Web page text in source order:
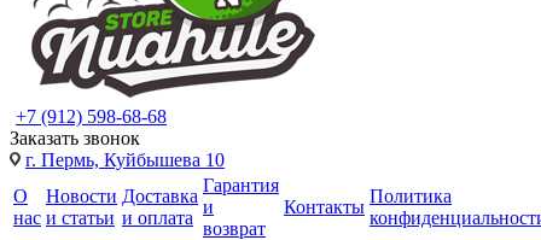
+7 (912) 598-68-68
Заказать звонок
г. Пермь, Куйбышева 10
О
нас
Новости
и статьи
Доставка
и оплата
Гарантия
и
возврат
Контакты
Политика